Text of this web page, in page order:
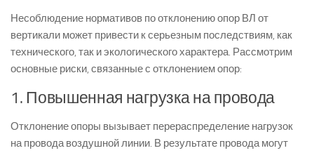
Несоблюдение нормативов по отклонению опор ВЛ от
вертикали может привести к серьезным последствиям, как
технического, так и экологического характера. Рассмотрим
основные риски, связанные с отклонением опор:
1. Повышенная нагрузка на провода
Отклонение опоры вызывает перераспределение нагрузок
на провода воздушной линии. В результате провода могут